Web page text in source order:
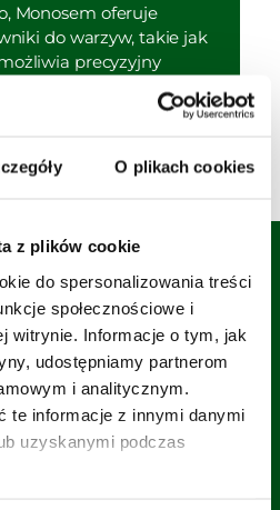
O plikach cookies
z plików cookie
do spersonalizowania treści
społecznościowe i
witrynie. Informacje o tym, jak
udostępniamy partnerom
i analitycznym.
te informacje z innymi danymi
uzyskanymi podczas
Monosem oferuje
do warzyw, takie jak
precyzyjny
V4
Siewniki